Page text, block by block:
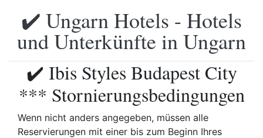
✔️ Ungarn Hotels - Hotels
und Unterkünfte in Ungarn
✔️ Ibis Styles Budapest City
*** Stornierungsbedingungen
Wenn nicht anders angegeben, müssen alle
Reservierungen mit einer bis zum Beginn Ihres